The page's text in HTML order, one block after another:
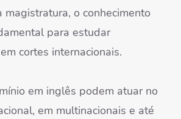
magistratura, o conhecimento
para estudar
cortes internacionais.
em inglês podem atuar no
em multinacionais e até